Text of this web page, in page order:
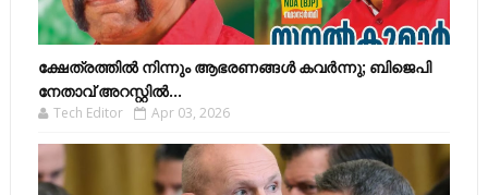
ക്ഷേത്രത്തിൽ നിന്നും ആഭരണങ്ങൾ കവർന്നു; ബിജെപി
നേതാവ് അറസ്റ്റിൽ...
Tech Editor Apr 03, 2026